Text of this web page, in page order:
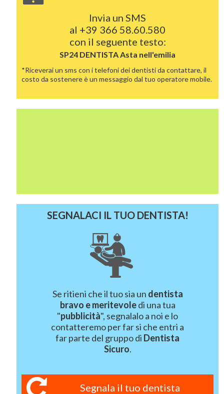
Invia un SMS
al +39 366 58.60.580
con il seguente testo:
SP24 DENTISTAAsta nell'emilia
*Riceverai un sms con i telefoni dei dentisti da contattare, il
costo da sostenere è un messaggio dal tuo operatore mobile.
SEGNALACI IL TUO DENTISTA!
Se ritieni che il tuo sia un dentista
bravo e meritevoledi una tua
"pubblicità", segnalalo a noi e lo
contatteremo per far si che entri a
far parte del gruppo di Dentista
Sicuro.
Segnala il tuo dentista